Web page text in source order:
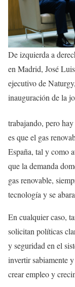
De izquierda a
en Madrid, José
ejecutivo de
inauguración de la
trabajando, pero
es que el gas
España, tal y como
que la demanda
gas renovable,
tecnología y se
En cualquier caso,
solicitan políticas
y seguridad en el
invertir sabiamente
crear empleo y